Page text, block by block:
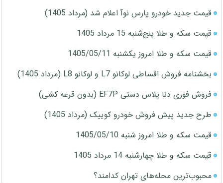
قیمت جدید خودرو پارس نوآ اعلام شد (مرداد 1405)
قیمت سکه و طلا پنج‌شنبه 15 مرداد 1405
قیمت سکه و طلا امروز یکشنبه 1405/05/11
بخشنامه فروش اقساطی لوکانو L7 و لوکانو L8 (مرداد 1405)
فروش فوری دنا پلاس دستی EF7P (بدون قرعه کشی)
طرح جدید پیش فروش خودرو کوییک (مرداد 1405)
قیمت سکه و طلا امروز شنبه 1405/05/10
قیمت سکه و طلا چهارشنبه 14 مرداد 1405
محبوب‌ترین محله‌های تهران کدامند؟